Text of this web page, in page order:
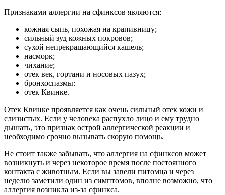
Признаками аллергии на сфинксов являются:
кожная сыпь, похожая на крапивницу;
сильный зуд кожных покровов;
сухой непрекращающийся кашель;
насморк;
чихание;
отек век, гортани и носовых пазух;
бронхоспазмы:
отек Квинке.
Отек Квинке проявляется как очень сильный отек кожи и
слизистых. Если у человека распухло лицо и ему трудно
дышать, это признак острой аллергической реакции и
необходимо срочно вызывать скорую помощь.
Не стоит также забывать, что аллергия на сфинксов может
возникнуть и через некоторое время после постоянного
контакта с животным. Если вы завели питомца и через
неделю заметили один из симптомов, вполне возможно, что
аллергия возникла из-за сфинкса.